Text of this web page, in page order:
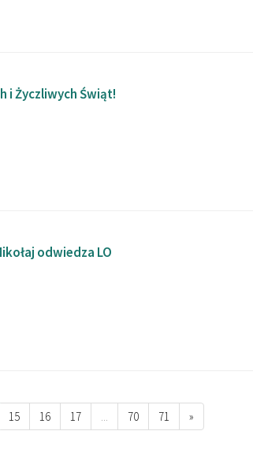
i Życzliwych Świąt!
odwiedza LO
15 16 17 ... 70 71 »